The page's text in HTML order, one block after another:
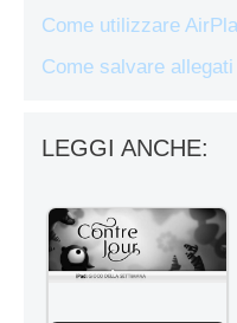
Come utilizzare
Come salvare
LEGGI ANCHE: